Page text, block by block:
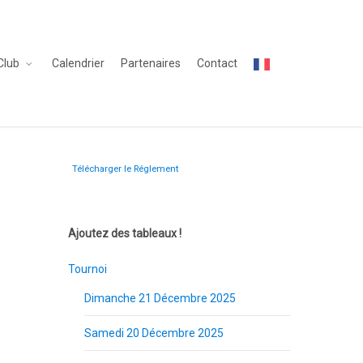
Calendrier Partenaires Contact
Télécharger le Réglement
Ajoutez des tableaux !
Tournoi
Dimanche 21 Décembre 2025
Samedi 20 Décembre 2025